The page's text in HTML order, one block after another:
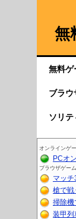
無
無料ゲ
ブラウ
ソリテ
オンラインゲ
PCオ
ブラウザゲーム
マッチ
槍で戦
掃除機
装甲列